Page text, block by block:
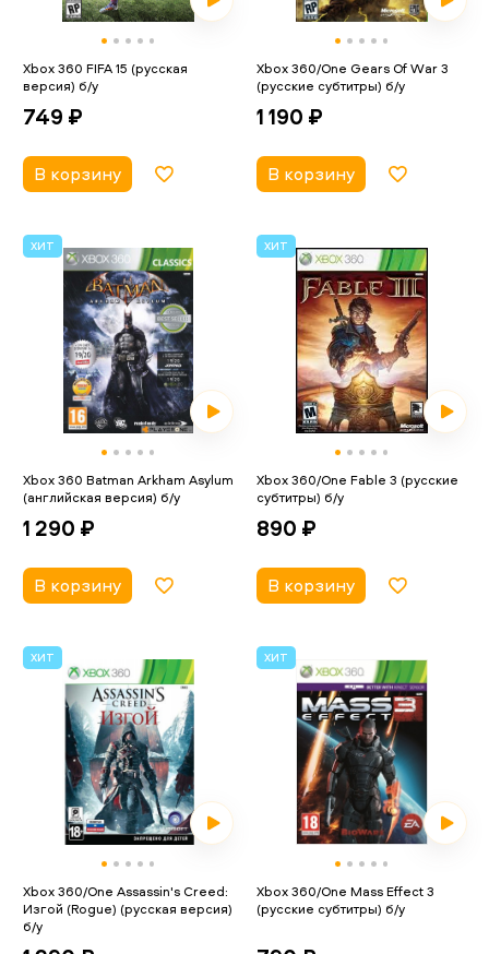
Xbox 360 FIFA 15 (русская
версия) б/у
749 ₽
В корзину
Xbox 360/One Gears Of War 3
(русские субтитры) б/у
1 190 ₽
В корзину
ХИТ
Xbox 360 Batman Arkham Asylum
(английская версия) б/у
1 290 ₽
В корзину
ХИТ
Xbox 360/One Fable 3 (русские
субтитры) б/у
890 ₽
В корзину
ХИТ
Xbox 360/One Assassin's Creed:
Изгой (Rogue) (русская версия)
б/у
ХИТ
Xbox 360/One Mass Effect 3
(русские субтитры) б/у